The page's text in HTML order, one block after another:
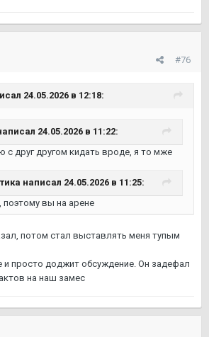
#76
24.05.2026 в 12:18:
24.05.2026 в 11:22:
с друг другом кидать вроде, я то мже
написал 24.05.2026 в 11:25:
поэтому вы на арене
потом стал выставлять меня тупым
и просто доджит обсуждение. Он задефал
на наш замес